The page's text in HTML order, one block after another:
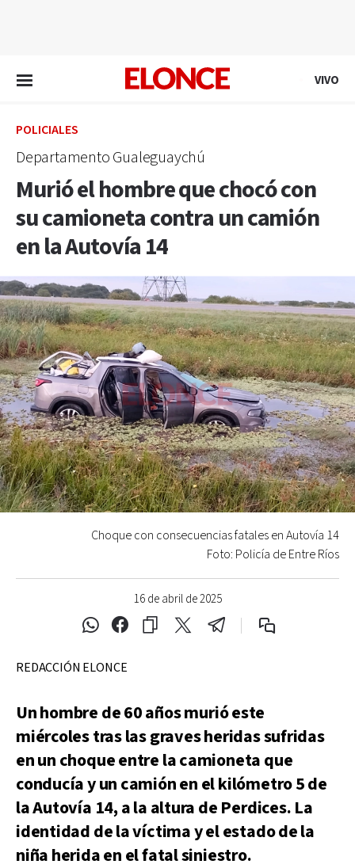
VIVO
POLICIALES
Departamento Gualeguaychú
Murió el hombre que chocó con
su camioneta contra un camión
en la Autovía 14
16 de abril de 2025
Choque con consecuencias fatales en Autovía 14
Foto: Policía de Entre Ríos
REDACCIÓN ELONCE
Un hombre de 60 años murió este
miércoles tras las graves heridas sufridas
en un choque entre la camioneta que
conducía y un camión en el kilómetro 5 de
la Autovía 14, a la altura de Perdices. La
identidad de la víctima y el estado de la
niña herida en el fatal siniestro.